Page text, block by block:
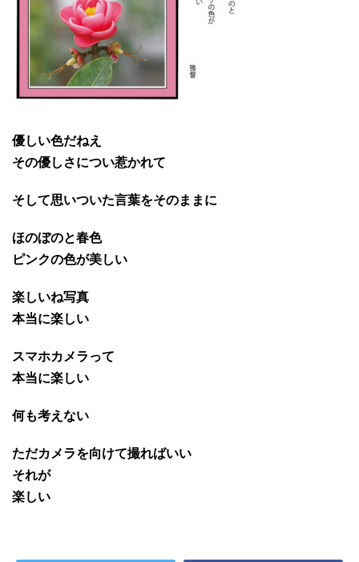
優しい色だねえ
その優しさについ惹かれて
そして思いついた言葉をそのままに
ほのぼのと春色
ピンクの色が美しい
楽しいね写真
本当に楽しい
スマホカメラって
本当に楽しい
何も考えない
ただカメラを向けて撮ればいい
それが
楽しい